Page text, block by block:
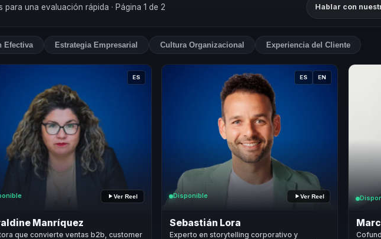
para una evaluación rápida · Página 1 de 2 Hablar con
Efectiva Estrategia Empresarial Cultura Organizacional Experiencia del Cliente
ES
Ver Reel
Manríquez
que convierte ventas b2b, customer
ES EN
Disponible Ver Reel
Sebastián Lora
Experto en storytelling corporativo y